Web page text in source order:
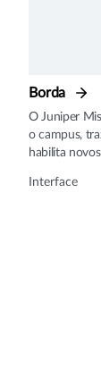
Borda
O Juniper
o campus,
habilita
Interface